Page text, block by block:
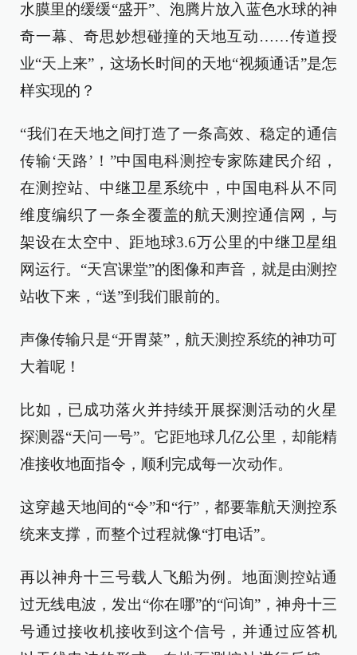
水膜里的缓缓“盛开”、泡腾片放入蓝色水球的神
奇一幕、奇思妙想碰撞的天地互动……传道授
业“天上来”，这场长时间的天地“视频通话”是怎
样实现的？
“我们在天地之间打造了一条高效、稳定的通信
传输‘天路’！”中国电科测控专家陈建民介绍，
在测控站、中继卫星系统中，中国电科从不同
维度编织了一条全覆盖的航天测控通信网，与
架设在太空中、距地球3.6万公里的中继卫星组
网运行。“天宫课堂”的图像和声音，就是由测控
站收下来，“送”到我们眼前的。
声像传输只是“开胃菜”，航天测控系统的神功可
大着呢！
比如，已成功落火并持续开展探测活动的火星
探测器“天问一号”。它距地球几亿公里，却能精
准接收地面指令，顺利完成每一次动作。
这穿越天地间的“令”和“行”，都要靠航天测控系
统来支撑，而整个过程就像“打电话”。
再以神舟十三号载人飞船为例。地面测控站通
过无线电波，发出“你在哪”的“问询”，神舟十三
号通过接收机接收到这个信号，并通过应答机